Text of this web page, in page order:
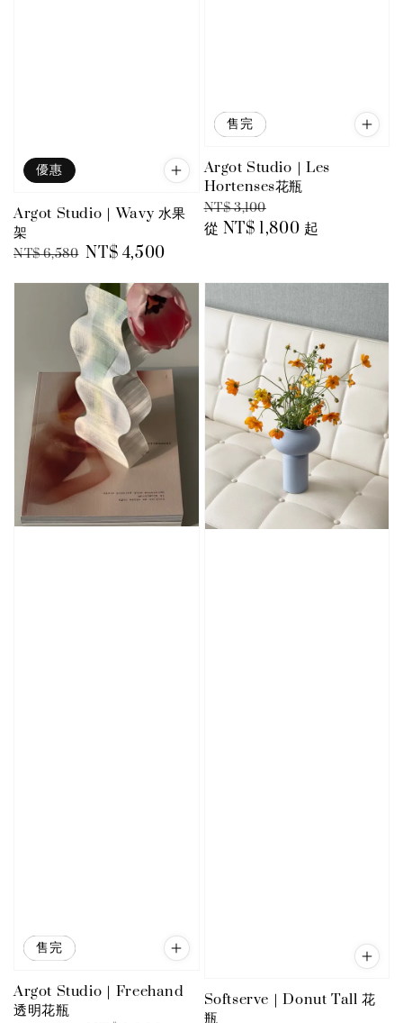
優惠
Argot Studio｜Wavy 水果
架
Regular
NT$ 6,580 Sale
NT$ 4,500
優惠
售完
Argot Studio｜Les
Hortenses花瓶
Regular
price
NT$ 3,100
price
從 NT$ 1,800 起
優惠
售完
Argot Studio｜Freehand
透明花瓶
Softserve｜Donut Tall 花
瓶